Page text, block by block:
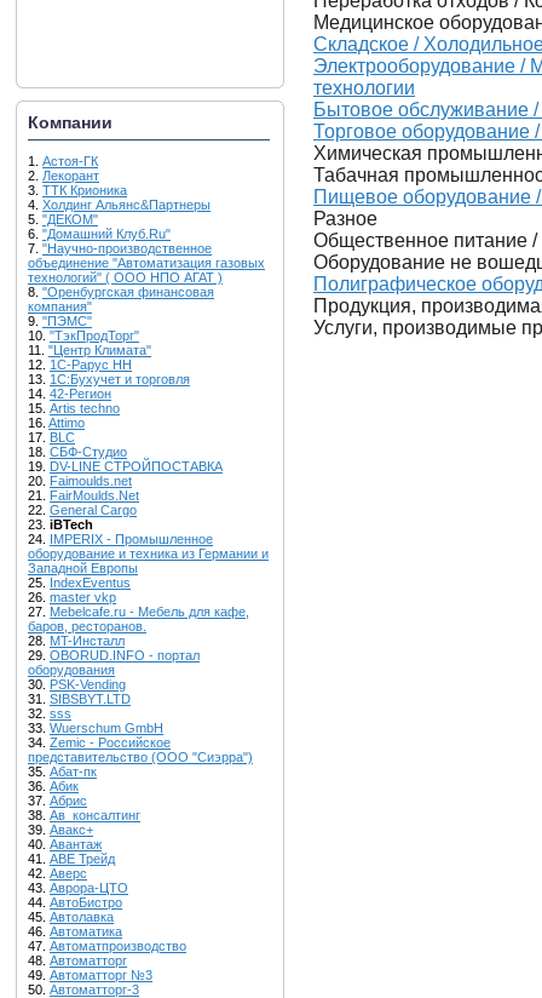
Компании
1. Астоя-ГК
2. Лекорант
3. ТТК Крионика
4. Холдинг Альянс&Партнеры
5. "ДЕКОМ"
6. "Домашний Клуб.Ru"
7. "Научно-производственное
объединение "Автоматизация газовых
технологий" ( ООО НПО АГАТ )
8. "Оренбургская финансовая
компания"
9. "ПЭМС"
10. "ТэкПродТорг"
11. "Центр Климата"
12. 1С-Рарус НН
13. 1С:Бухучет и торговля
14. 42-Регион
15. Artis techno
16. Attimo
17. BLC
18. CБФ-Студио
19. DV-LINE СТРОЙПОСТАВКА
20. Faimoulds.net
21. FairMoulds.Net
22. General Cargo
23. iBTech
24. IMPERIX - Промышленное
оборудование и техника из Германии и
Западной Европы
25. IndexEventus
26. master vkp
27. Mebelcafe.ru - Мебель для кафе,
баров, ресторанов.
28. MT-Инсталл
29. OBORUD.INFO - портал
оборудования
30. PSK-Vending
31. SIBSBYT.LTD
32. sss
33. Wuerschum GmbH
34. Zemic - Российское
представительство (ООО "Сиэрра")
35. Абат-пк
36. Абик
37. Абрис
38. Ав_консалтинг
39. Авакс+
40. Авантаж
41. АВЕ Трейд
42. Аверс
43. Аврора-ЦТО
44. АвтоБистро
45. Автолавка
46. Автоматика
47. Автоматпроизводство
48. Автоматторг
49. Автоматторг №3
50. Автоматторг-3
Медицинское
Складское /
Электрооборудование /
технологии
Бытовое обслуживание
Торговое оборудование
Химическая
Табачная
Пищевое оборудование
Разное
Общественное питание /
Оборудование не
Полиграфическое
Продукция,
Услуги, производимые